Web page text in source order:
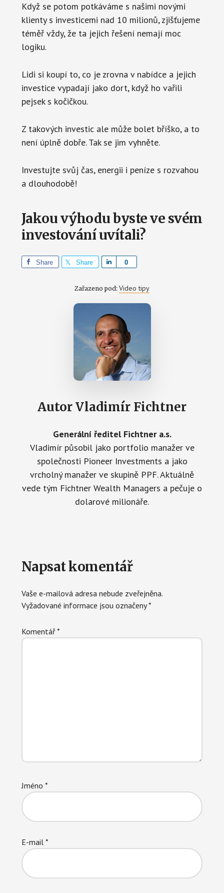
Když se potom potkáváme s našimi novými
klienty s investicemi nad 10 milionů, zjišťujeme
téměř vždy, že ta jejich řešení nemají moc
logiku.
Lidi si koupí to, co je zrovna v nabídce a jejich
investice vypadají jako dort, když ho vařili
pejsek s kočičkou.
Z takových investic ale může bolet bříško, a to
není úplně dobře. Tak se jim vyhněte.
Investujte svůj čas, energii i peníze s rozvahou
a dlouhodobě!
Jakou výhodu byste ve svém
investování uvítali?
Share Share 0
a
Zařazeno pod: Video tipy
AutorVladimír Fichtner
Generální ředitel Fichtner a.s.
Vladimír působil jako portfolio manažer ve
společnosti Pioneer Investments a jako
vrcholný manažer ve skupině PPF. Aktuálně
vede tým Fichtner Wealth Managers a pečuje o
dolarové milionáře.
Reader
Interactions
Napsat komentář
Vaše e-mailová adresa nebude zveřejněna.
Vyžadované informace jsou označeny*
Komentář*
Jméno *
E-mail *